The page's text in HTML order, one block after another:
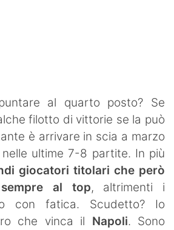
al quarto posto? Se
filotto di vittorie se la può
è arrivare in scia a marzo
ultime 7-8 partite. In più
giocatori titolari che però
al top, altrimenti i
con fatica. Scudetto? Io
che vinca il Napoli. Sono